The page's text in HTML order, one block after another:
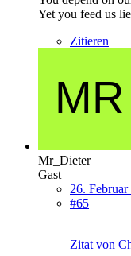
Yet you feed us
Zitieren
Mr_Dieter
Gast
26.
#65
Zitat von